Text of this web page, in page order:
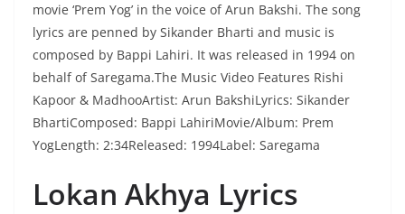
movie ‘Prem Yog’ in the voice of Arun Bakshi. The song
lyrics are penned by Sikander Bharti and music is
composed by Bappi Lahiri. It was released in 1994 on
behalf of Saregama.The Music Video Features Rishi
Kapoor & MadhooArtist: Arun BakshiLyrics: Sikander
BhartiComposed: Bappi LahiriMovie/Album: Prem
YogLength: 2:34Released: 1994Label: Saregama
Lokan Akhya Lyrics